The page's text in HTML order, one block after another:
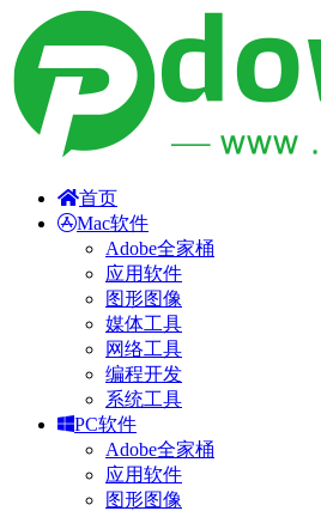
首页
Mac软件
Adobe全家桶
应用软件
图形图像
媒体工具
网络工具
编程开发
系统工具
PC软件
Adobe全家桶
应用软件
图形图像